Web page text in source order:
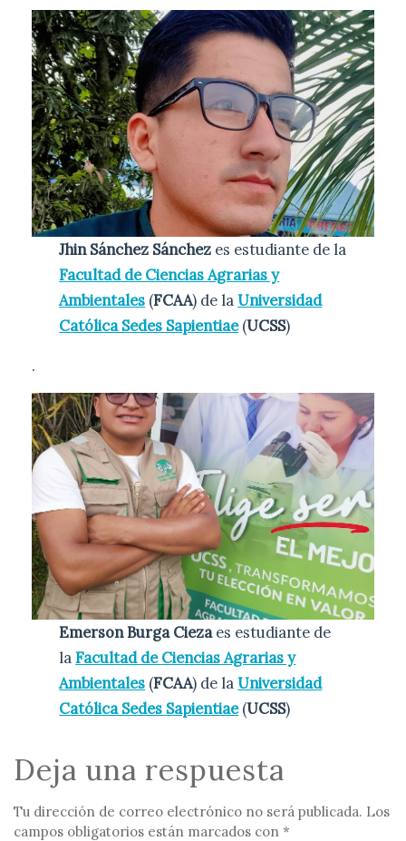
Jhin Sánchez Sánchez es estudiante de la
Facultad de Ciencias Agrarias y
Ambientales (FCAA) de laUniversidad
Católica Sedes Sapientiae(UCSS)
.
Emerson Burga Ciezaes estudiante de
laFacultad de Ciencias Agrarias y
Ambientales (FCAA) de laUniversidad
Católica Sedes Sapientiae(UCSS)
Deja una respuesta
Tu dirección de correo electrónico no será publicada. Los
campos obligatorios están marcados con *